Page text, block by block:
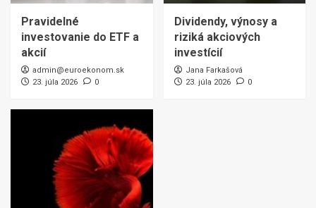
Pravidelné
investovanie do ETF a
akcií
admin@euroekonom.sk
23. júla 2026
0
Dividendy, výnosy a
riziká akciových
investícií
Jana Farkašová
23. júla 2026
0